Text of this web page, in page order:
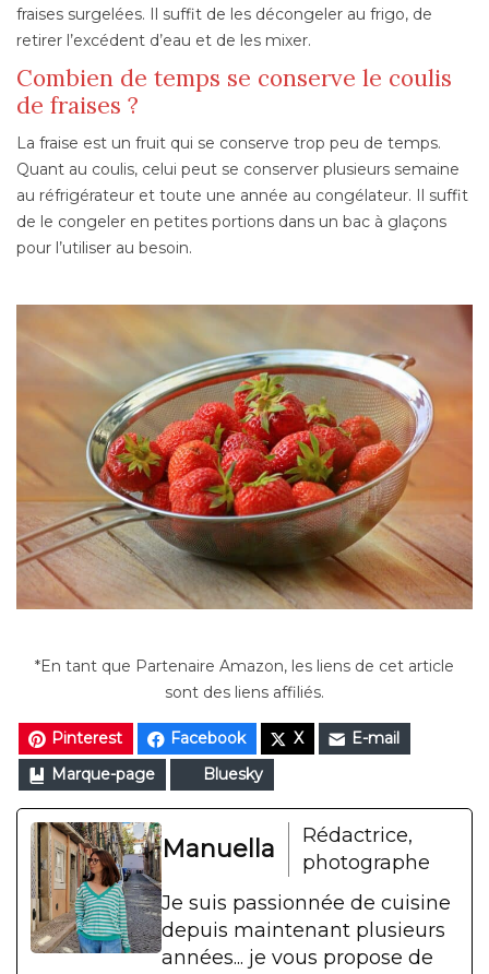
fraises surgelées. Il suffit de les décongeler au frigo, de
retirer l’excédent d’eau et de les mixer.
Combien de temps se conserve le coulis
de fraises ?
La fraise est un fruit qui se conserve trop peu de temps.
Quant au coulis, celui peut se conserver plusieurs semaine
au réfrigérateur et toute une année au congélateur. Il suffit
de le congeler en petites portions dans un bac à glaçons
pour l’utiliser au besoin.
*En tant que Partenaire Amazon, les liens de cet article
sont des liens affiliés.
Pinterest Facebook X
E-mail
Marque-page
Bluesky
Manuella
Rédactrice,
photographe
Je suis passionnée de cuisine
depuis maintenant plusieurs
années... je vous propose de